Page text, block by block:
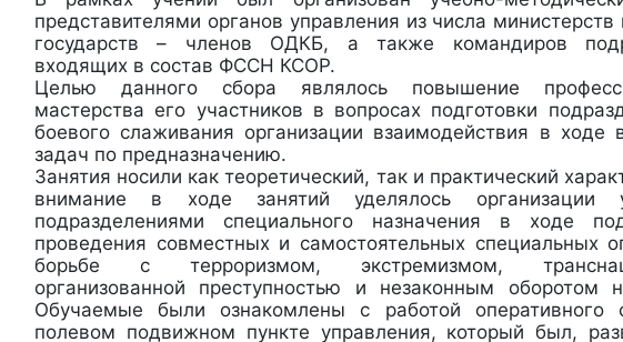
представителями органов управления из числа
государств – членов ОДКБ, а также командиров
входящих в состав ФССН КСОР.
Целью данного сбора являлось повышение
мастерства его участников в вопросах подготовки
боевого слаживания организации взаимодействия в ходе
задач по предназначению.
Занятия носили как теоретический, так и практический
внимание в ходе занятий уделялось организации
подразделениями специального назначения в ходе
проведения совместных и самостоятельных специальных
борьбе с терроризмом, экстремизмом,
организованной преступностью и незаконным оборотом
Обучаемые были ознакомлены с работой оперативного
полевом подвижном пункте управления, который был,